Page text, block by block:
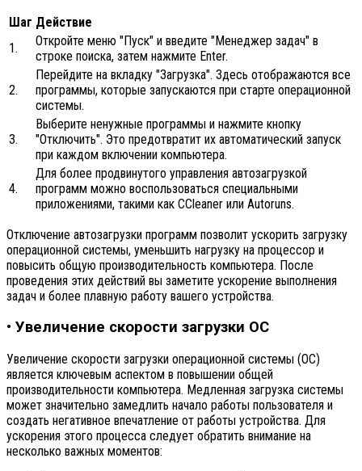
Шаг Действие
1.
Откройте меню "Пуск" и введите "Менеджер задач" в
строке поиска, затем нажмите Enter.
2.
Перейдите на вкладку "Загрузка". Здесь отображаются все
программы, которые запускаются при старте операционной
системы.
3.
Выберите ненужные программы и нажмите кнопку
"Отключить". Это предотвратит их автоматический запуск
при каждом включении компьютера.
4.
Для более продвинутого управления автозагрузкой
программ можно воспользоваться специальными
приложениями, такими как CCleaner или Autoruns.
Отключение автозагрузки программ позволит ускорить загрузку
операционной системы, уменьшить нагрузку на процессор и
повысить общую производительность компьютера. После
проведения этих действий вы заметите ускорение выполнения
задач и более плавную работу вашего устройства.
• Увеличение скорости загрузки ОС
Увеличение скорости загрузки операционной системы (ОС)
является ключевым аспектом в повышении общей
производительности компьютера. Медленная загрузка системы
может значительно замедлить начало работы пользователя и
создать негативное впечатление от работы устройства. Для
ускорения этого процесса следует обратить внимание на
несколько важных моментов: